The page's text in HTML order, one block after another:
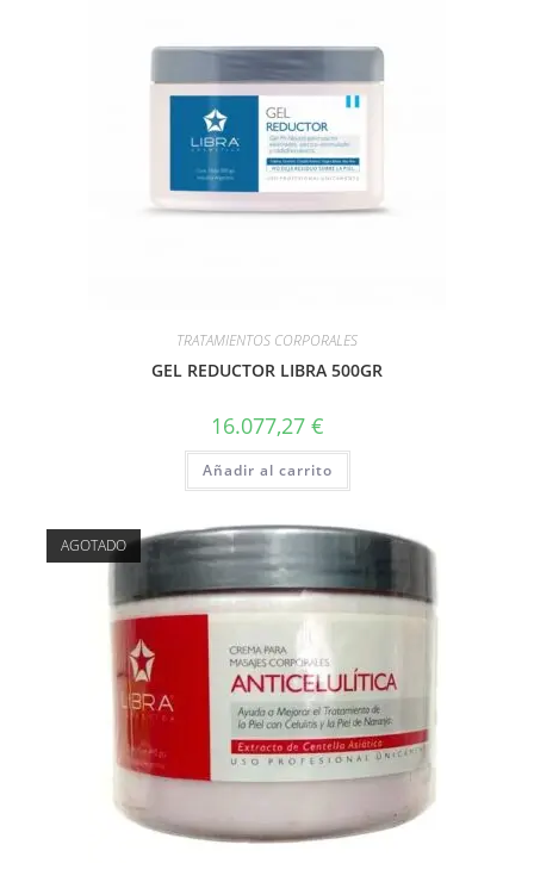
TRATAMIENTOS CORPORALES
GEL REDUCTOR LIBRA 500GR
16.077,27 €
Añadir al carrito
AGOTADO